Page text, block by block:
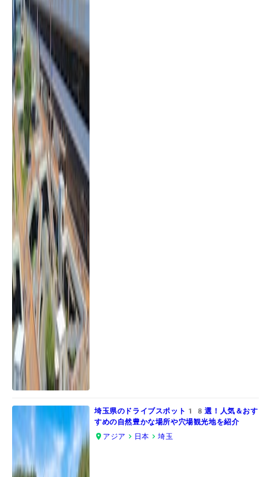
埼玉県のドライブスポット18選！人気＆おす
すめの自然豊かな場所や穴場観光地を紹介
アジア
日本 埼玉